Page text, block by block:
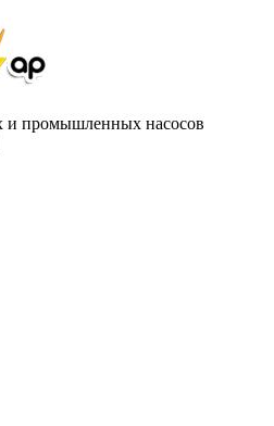
и промышленных насосов